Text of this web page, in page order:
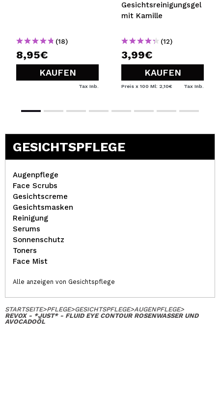
(18)
8,95€
KAUFEN
Tax Inb.
Gesichtsreinigungsgel
mit Kamille
(12)
3,99€
KAUFEN
Preis x 100 Ml: 2,10€ Tax Inb.
GESICHTSPFLEGE
Augenpflege
Face Scrubs
Gesichtscreme
Gesichtsmasken
Reinigung
Serums
Sonnenschutz
Toners
Face Mist
Alle anzeigen von Gesichtspflege
STARTSEITE>PFLEGE>GESICHTSPFLEGE>AUGENPFLEGE>
REVOX - *JUST* - FLUID EYE CONTOUR ROSENWASSER UND
AVOCADOÖL